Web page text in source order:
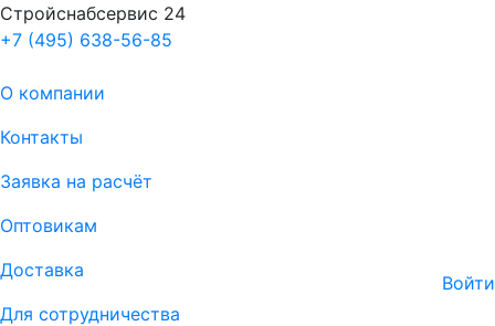
Стройснабсервис 24
+7 (495) 638-56-85
О компании
Контакты
Заявка на расчёт
Оптовикам
Доставка
Для сотрудничества
Войти